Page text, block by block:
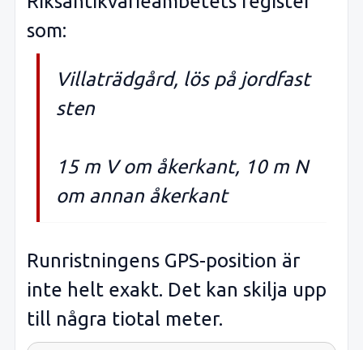
som:
Villaträdgård, lös på jordfast
sten
15 m V om åkerkant, 10 m N
om annan åkerkant
Runristningens GPS-position är
inte helt exakt. Det kan skilja upp
till några tiotal meter.